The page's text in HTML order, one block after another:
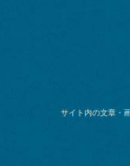
サイト内の文章・